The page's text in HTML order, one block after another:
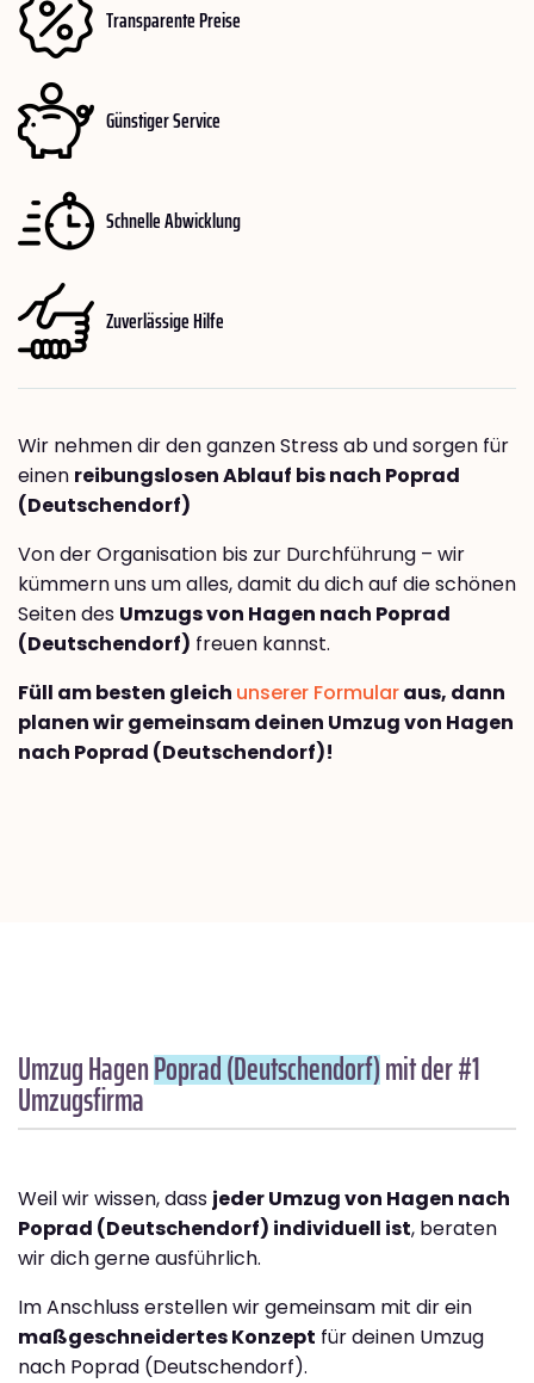
Transparente Preise
Günstiger Service
Schnelle Abwicklung
Zuverlässige Hilfe
Wir nehmen dir den ganzen Stress ab und sorgen für
einen reibungslosen Ablauf bis nach Poprad
(Deutschendorf)
Von der Organisation bis zur Durchführung – wir
kümmern uns um alles, damit du dich auf die schönen
Seiten des Umzugs von Hagen nach Poprad
(Deutschendorf) freuen kannst.
Füll am besten gleich unserer Formularaus, dann
planen wir gemeinsam deinen Umzug von Hagen
nach Poprad (Deutschendorf)!
Umzug HagenPoprad (Deutschendorf)mit der #1
Umzugsfirma
Weil wir wissen, dass jeder Umzug von Hagen nach
Poprad (Deutschendorf) individuell ist, beraten
wir dich gerne ausführlich.
Im Anschluss erstellen wir gemeinsam mit dir ein
maßgeschneidertes Konzept für deinen Umzug
nach Poprad (Deutschendorf).